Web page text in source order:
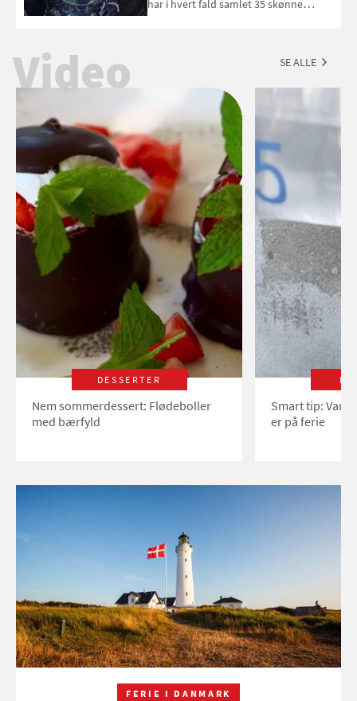
har i hvert fald samlet 35 skønne
Video SE ALLE
DESSERTER
Nem sommerdessert: Flødeboller
med bærfyld
Smart tip:
er på ferie
FERIE I DANMARK